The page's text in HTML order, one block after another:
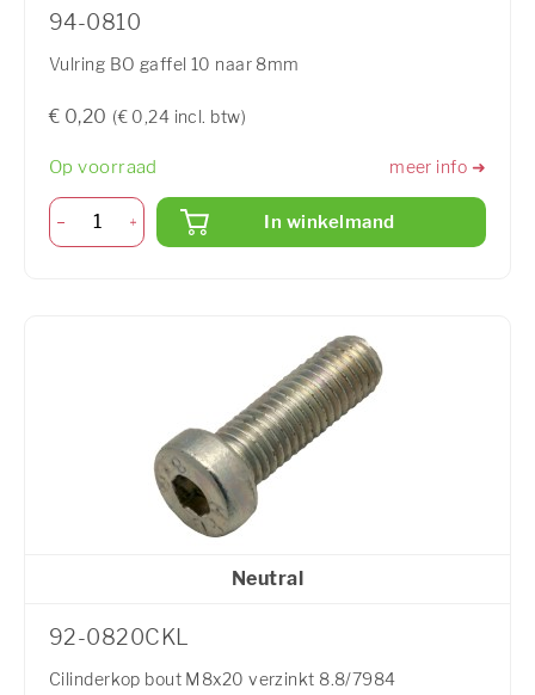
94-0810
Vulring BO gaffel 10 naar 8mm
€ 0,20 (€ 0,24 incl. btw)
Op voorraad meer info ➜
In winkelmand
Neutral
92-0820CKL
Cilinderkop bout M8x20 verzinkt 8.8/7984